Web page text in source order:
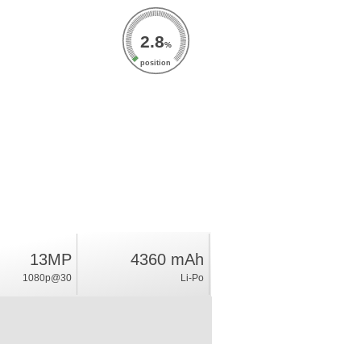
2.8%
position
13MP
1080p@30
4360 mAh
Li-Po